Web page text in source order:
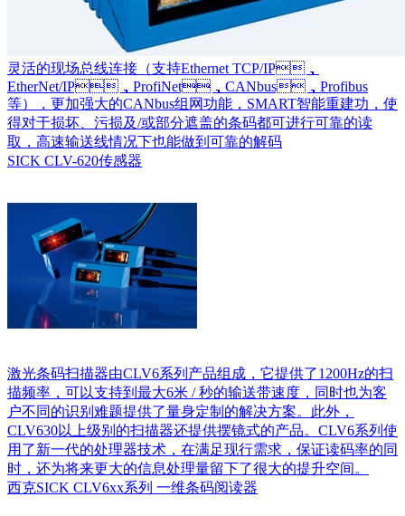
灵活的现场总线连接（支持Ethernet TCP/IP，
EtherNet/IP，ProfiNet，CANbus，Profibus
等），更加强大的CANbus组网功能，SMART智能重建功，使
得对于损坏、污损及/或部分遮盖的条码都可进行可靠的读
取，高速输送线情况下也能做到可靠的解码
SICK CLV-620传感器
激光条码扫描器由CLV6系列产品组成，它提供了1200Hz的扫
描频率，可以支持到最大6米 / 秒的输送带速度，同时也为客
户不同的识别难题提供了量身定制的解决方案。此外，
CLV630以上级别的扫描器还提供摆镜式的产品。CLV6系列使
用了新一代的处理器技术，在满足现行需求，保证读码率的同
时，还为将来更大的信息处理量留下了很大的提升空间。
西克SICK CLV6xx系列 一维条码阅读器